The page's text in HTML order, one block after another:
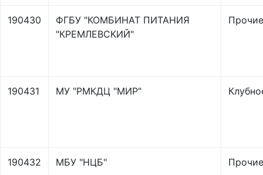
190430
ФГБУ "КОМБИНАТ ПИТАНИЯ
"КРЕМЛЕВСКИЙ"
Прочие
190431 МУ "РМКДЦ "МИР"
190432 МБУ "НЦБ" Прочие